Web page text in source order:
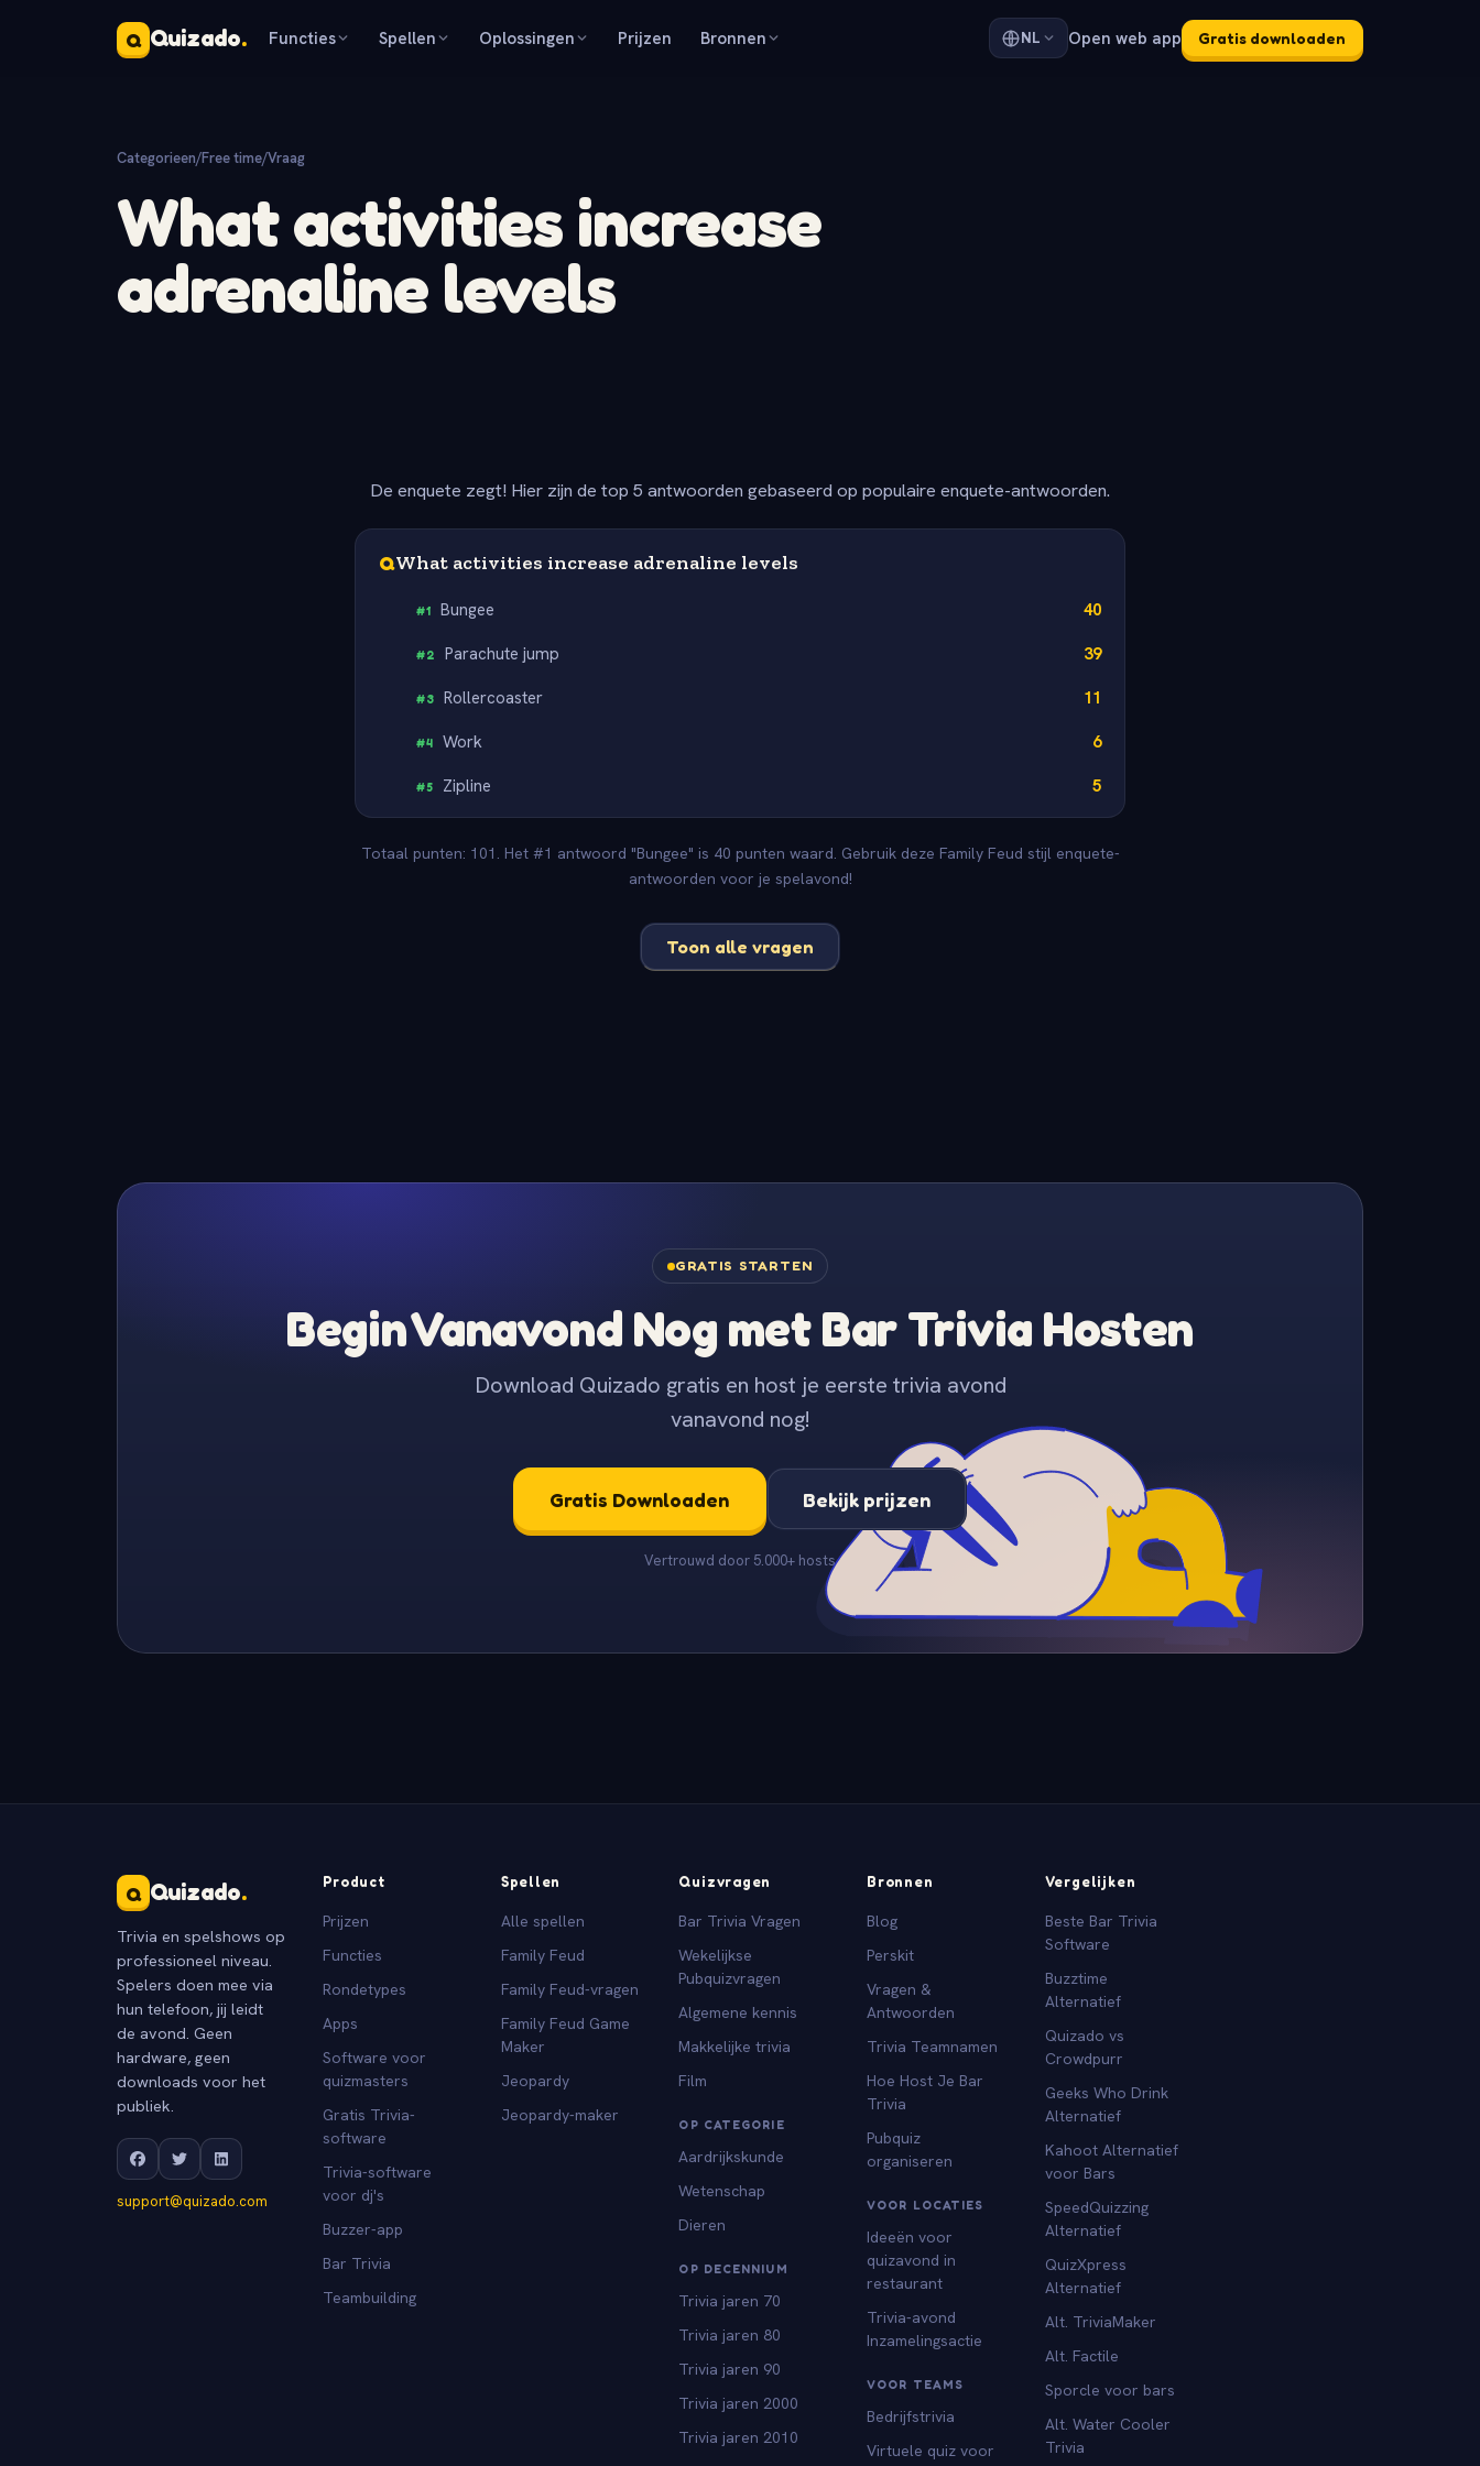
Q Quizado. Functies Spellen Oplossingen Prijzen Bronnen NL Open web app Gratis downloaden
Categorieen/Free time/Vraag
What activities increase
adrenaline levels
De enquete zegt! Hier zijn de top 5 antwoorden gebaseerd op populaire enquete-antwoorden.
QWhat activities increase adrenaline levels
#1 Bungee 40
#2 Parachute jump 39
#3 Rollercoaster 11
#4 Work 6
#5 Zipline 5
Totaal punten: 101. Het #1 antwoord "Bungee" is 40 punten waard. Gebruik deze Family Feud stijl enquete-
antwoorden voor je spelavond!
Toon alle vragen
GRATIS STARTEN
Begin Vanavond Nog met Bar Trivia Hosten
Download Quizado gratis en host je eerste trivia avond
vanavond nog!
Gratis Downloaden Bekijk prijzen
Vertrouwd door 5.000+ hosts
Q Quizado.
Trivia en spelshows op
professioneel niveau.
Spelers doen mee via
hun telefoon, jij leidt
de avond. Geen
hardware, geen
downloads voor het
publiek.
support@quizado.com
Product
Prijzen
Functies
Rondetypes
Apps
Software voor
quizmasters
Gratis Trivia-
software
Trivia-software
voor dj's
Buzzer-app
Bar Trivia
Teambuilding
Spellen
Alle spellen
Family Feud
Family Feud-vragen
Family Feud Game
Maker
Jeopardy
Jeopardy-maker
Quizvragen
Bar Trivia Vragen
Wekelijkse
Pubquizvragen
Algemene kennis
Makkelijke trivia
Film
OP CATEGORIE
Aardrijkskunde
Wetenschap
Dieren
OP DECENNIUM
Trivia jaren 70
Trivia jaren 80
Trivia jaren 90
Trivia jaren 2000
Trivia jaren 2010
Bronnen
Blog
Perskit
Vragen &
Antwoorden
Trivia Teamnamen
Hoe Host Je Bar
Trivia
Pubquiz
organiseren
VOOR LOCATIES
Ideeën voor
quizavond in
restaurant
Trivia-avond
Inzamelingsactie
VOOR TEAMS
Bedrijfstrivia
Virtuele quiz voor
Vergelijken
Beste Bar Trivia
Software
Buzztime
Alternatief
Quizado vs
Crowdpurr
Geeks Who Drink
Alternatief
Kahoot Alternatief
voor Bars
SpeedQuizzing
Alternatief
QuizXpress
Alternatief
Alt. TriviaMaker
Alt. Factile
Sporcle voor bars
Alt. Water Cooler
Trivia